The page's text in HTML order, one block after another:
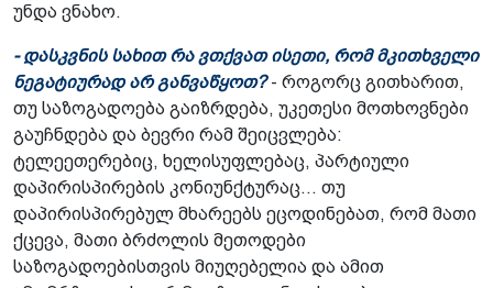
უნდა ვნახო.
- დასკვნის სახით რა ვთქვათ ისეთი, რომ მკითხველი
ნეგატიურად არ განვაწყოთ?- როგორც გითხარით,
თუ საზოგადოება გაიზრდება, უკეთესი მოთხოვნები
გაუჩნდება და ბევრი რამ შეიცვლება:
ტელეეთერებიც, ხელისუფლებაც, პარტიული
დაპირისპირების კონიუნქტურაც... თუ
დაპირისპირებულ მხარეებს ეცოდინებათ, რომ მათი
ქცევა, მათი ბრძოლის მეთოდები
საზოგადოებისთვის მიუღებელია და ამით